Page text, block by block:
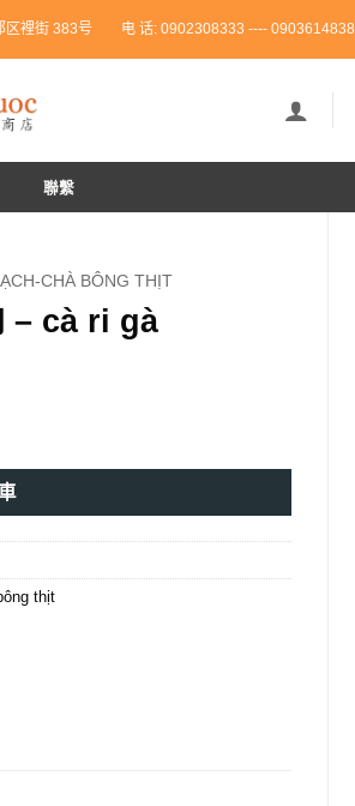
区裡街 383号 电 话: 0902308333 ---- 0903614838
聯繫
CHÀ BÔNG THỊT
– cà ri gà
thịt